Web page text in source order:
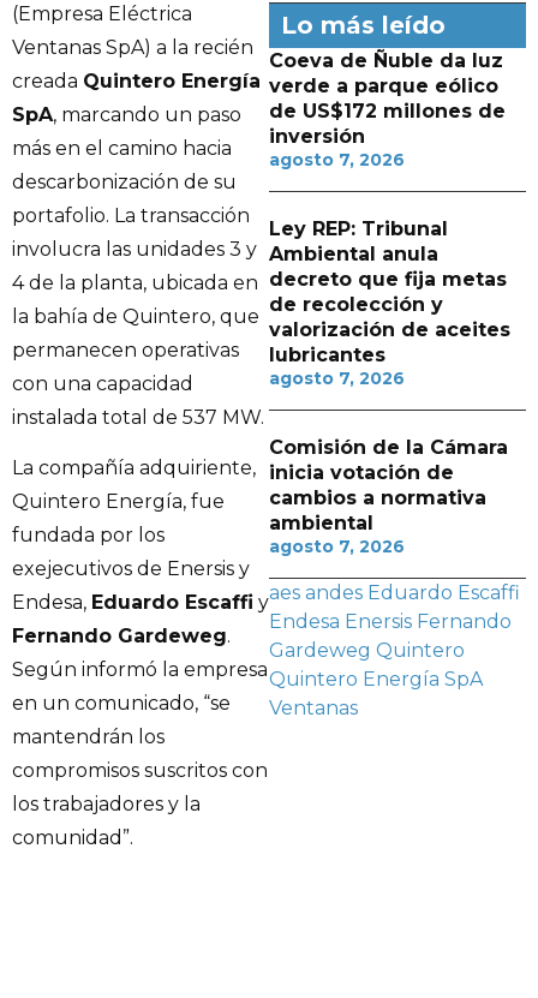
(Empresa Eléctrica
Ventanas SpA) a la recién
creada Quintero Energía
SpA, marcando un paso
más en el camino hacia
descarbonización de su
portafolio. La transacción
involucra las unidades 3 y
4 de la planta, ubicada en
la bahía de Quintero, que
permanecen operativas
con una capacidad
instalada total de 537 MW.
La compañía adquiriente,
Quintero Energía, fue
fundada por los
exejecutivos de Enersis y
Endesa, Eduardo Escaffi y
Fernando Gardeweg.
Según informó la empresa
en un comunicado, “se
mantendrán los
compromisos suscritos con
los trabajadores y la
comunidad”.
Lo más leído
Coeva de Ñuble da luz
verde a parque eólico
de US$172 millones de
inversión
agosto 7, 2026
Ley REP: Tribunal
Ambiental anula
decreto que fija metas
de recolección y
valorización de aceites
lubricantes
agosto 7, 2026
Comisión de la Cámara
inicia votación de
cambios a normativa
ambiental
agosto 7, 2026
aes andes Eduardo Escaffi
Endesa Enersis Fernando
Gardeweg Quintero
Quintero Energía SpA
Ventanas